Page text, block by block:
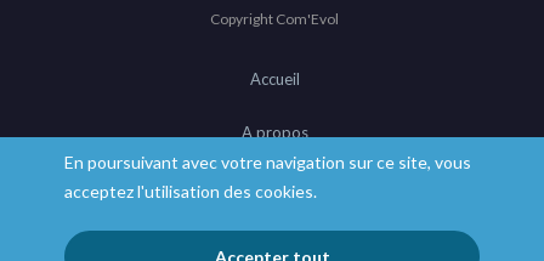
En poursuivant avec votre navigation sur ce site, vous
acceptez l'utilisation des cookies.
Accepter tout
Copyright Com'Evol
Accueil
A propos
Mentions légales